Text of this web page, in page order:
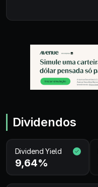
Dividendos
Dividend Yield
9,64%